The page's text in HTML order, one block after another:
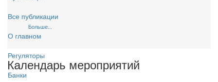
Все публикации
О главном
Регуляторы
Банки
Больше...
Календарь мероприятий